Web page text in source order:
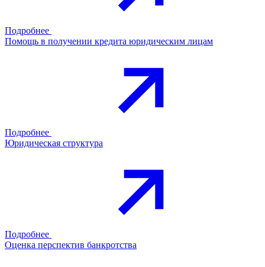
Подробнее
Помощь в получении кредита юридическим лицам
Подробнее
Юридическая структура
Подробнее
Оценка перспектив банкротства